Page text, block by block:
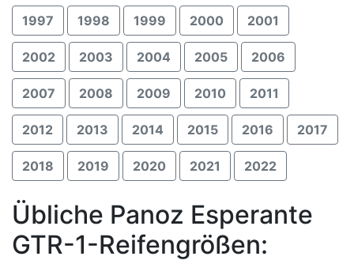
1997 1998 1999 2000 2001
2002 2003 2004 2005 2006
2007 2008 2009 2010 2011
2012 2013 2014 2015 2016 2017
2018 2019 2020 2021 2022
Übliche Panoz Esperante
GTR-1-Reifengrößen: